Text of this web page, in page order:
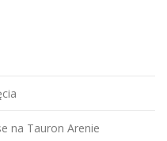
na Tauron Arenie